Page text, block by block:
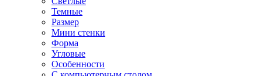
Темные
Размер
Мини стенки
Форма
Угловые
Особенности